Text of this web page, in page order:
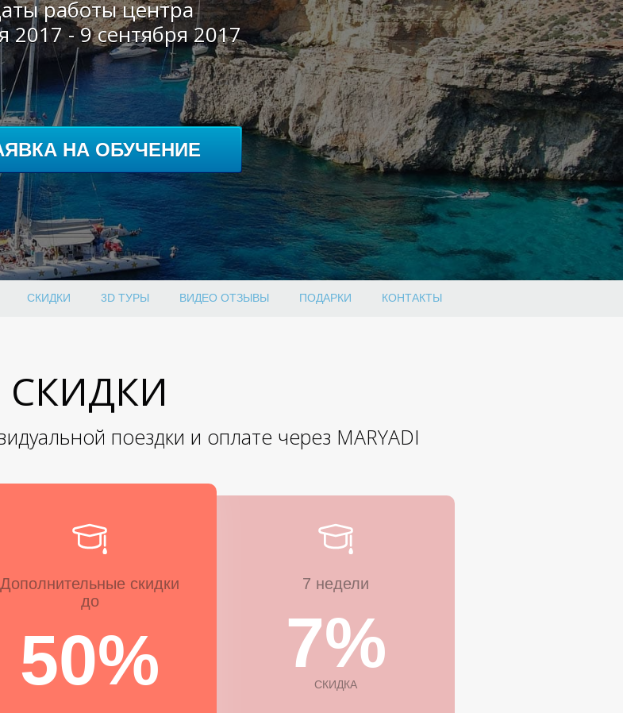
работы центра
2017 - 9 сентября 2017
НА ОБУЧЕНИЕ
СКИДКИ 3D ТУРЫ ВИДЕО ОТЗЫВЫ ПОДАРКИ КОНТАКТЫ
СКИДКИ
поездки и оплате через MARYADI
Дополнительные скидки
до
50%
7 недели
7%
СКИДКА